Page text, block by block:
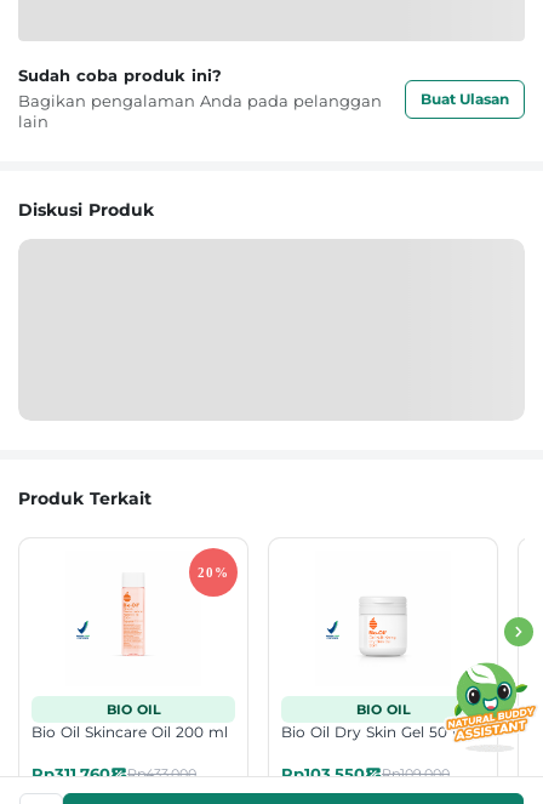
Sudah coba produk ini?
Bagikan pengalaman Anda pada pelanggan
lain
Buat Ulasan
Diskusi Produk
Produk Terkait
BIO OIL
Bio Oil Skincare Oil 200 ml
Rp311.760 Rp433.000
5.0537 Terjual
BIO OIL
Bio Oil Dry Skin Gel 50 ml
Rp103.550 Rp109.000
5.0504 Terjual